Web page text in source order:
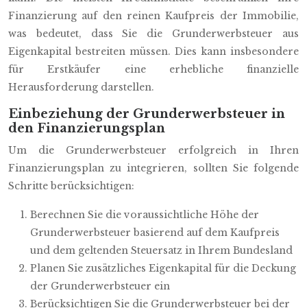
Finanzierung auf den reinen Kaufpreis der Immobilie,
was bedeutet, dass Sie die Grunderwerbsteuer aus
Eigenkapital bestreiten müssen. Dies kann insbesondere
für Erstkäufer eine erhebliche finanzielle
Herausforderung darstellen.
Einbeziehung der Grunderwerbsteuer in
den Finanzierungsplan
Um die Grunderwerbsteuer erfolgreich in Ihren
Finanzierungsplan zu integrieren, sollten Sie folgende
Schritte berücksichtigen:
Berechnen Sie die voraussichtliche Höhe der
Grunderwerbsteuer basierend auf dem Kaufpreis
und dem geltenden Steuersatz in Ihrem Bundesland
Planen Sie zusätzliches Eigenkapital für die Deckung
der Grunderwerbsteuer ein
Berücksichtigen Sie die Grunderwerbsteuer bei der